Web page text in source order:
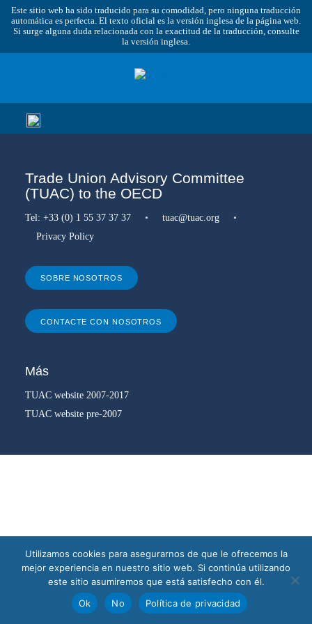
Este sitio web ha sido traducido para su comodidad, pero ninguna traducción
automática es perfecta. El texto oficial es la versión inglesa de la página web.
Si surge alguna duda relacionada con la exactitud de la traducción, consulte
la versión inglesa.
Trade Union Advisory Committee
(TUAC) to the OECD
Tel: +33 (0) 1 55 37 37 37 • tuac@tuac.org
•
Privacy Policy
SOBRE NOSOTROS
CONTACTE CON NOSOTROS
Más
TUAC website 2007-2017
TUAC website pre-2007
Utilizamos cookies para asegurarnos de que le ofrecemos la
mejor experiencia en nuestro sitio web. Si continúa utilizando
este sitio asumiremos que está satisfecho con él.
Ok
No Política de privacidad